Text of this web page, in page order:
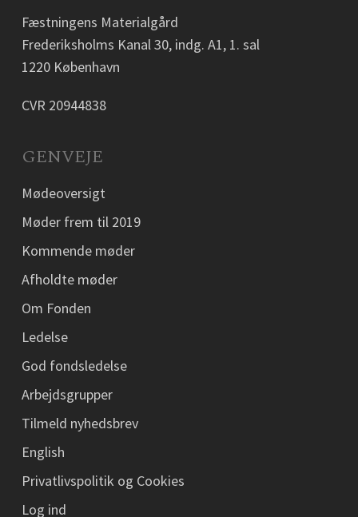
Fæstningens Materialgård
Frederiksholms Kanal 30, indg. A1, 1. sal
1220 København
CVR 20944838
GENVEJE
Mødeoversigt
Møder frem til 2019
Kommende møder
Afholdte møder
Om Fonden
Ledelse
God fondsledelse
Arbejdsgrupper
Tilmeld nyhedsbrev
English
Privatlivspolitik og Cookies
Log ind